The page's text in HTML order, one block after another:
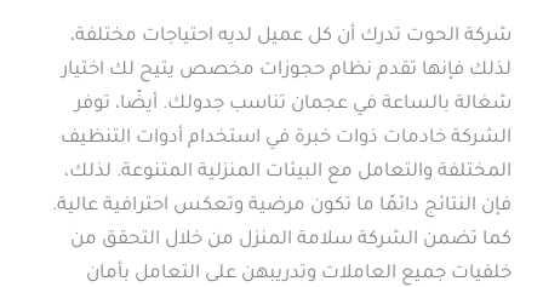
شركة الحوت تدرك أن كل عميل لديه احتياجات مختلفة،
لذلك فإنها تقدم نظام حجوزات مخصص يتيح لك اختيار
شغالة بالساعة في عجمان تناسب جدولك. أيضًا، توفر
الشركة خادمات ذوات خبرة في استخدام أدوات التنظيف
المختلفة والتعامل مع البيئات المنزلية المتنوعة. لذلك،
فإن النتائج دائمًا ما تكون مرضية وتعكس احترافية عالية.
كما تضمن الشركة سلامة المنزل من خلال التحقق من
خلفيات جميع العاملات وتدريبهن على التعامل بأمان